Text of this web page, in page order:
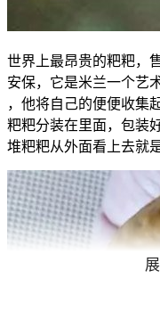
世界上最昂贵的粑粑，
安保，它是米兰一个艺
，他将自己的便便收集
粑粑分装在里面，包装
堆粑粑从外面看上去就